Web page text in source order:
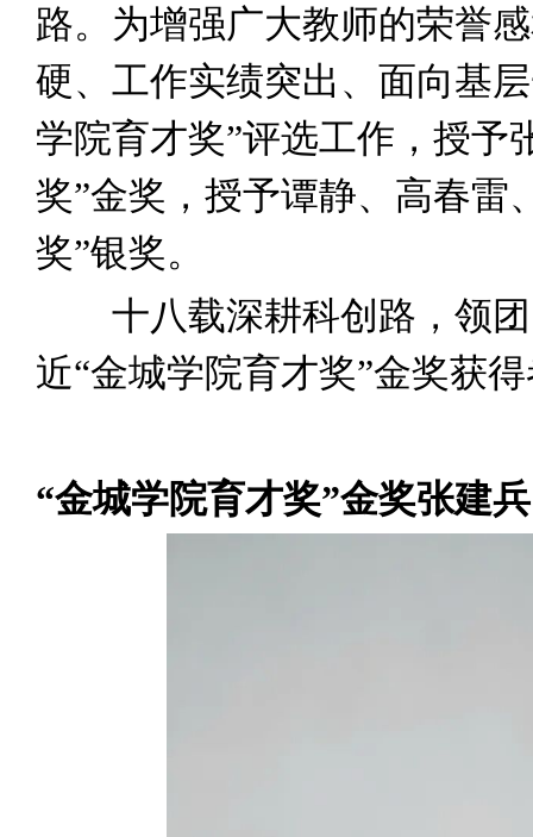
路。为增强广大教师的荣誉
硬、工作实绩突出、面向基
学院育才奖”评选工作，授予
奖”金奖，授予谭静、高春雷
奖”银奖。
十八载深耕科创路，领团
近“金城学院育才奖”金奖获
“金城学院育才奖”金奖张建兵